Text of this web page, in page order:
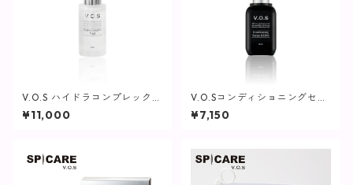
V.O.S ハイドラコンプレックス
バイアル / 30ml【SPICARE】
¥11,000
V.O.Sコンディショニングセラ
ムKURO / 50ml(黒)【SPICAR
E】
¥7,150